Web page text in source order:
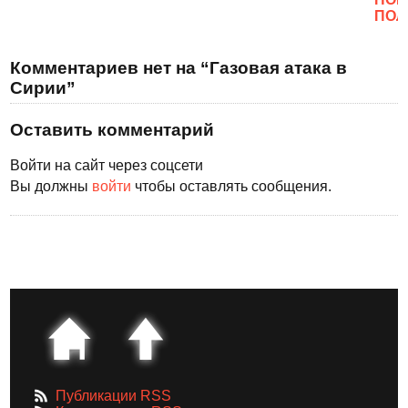
Комментариев нет на “Газовая атака в
Сирии”
Оставить комментарий
Войти на сайт через соцсети
Вы должны войти чтобы оставлять сообщения.
Публикации RSS